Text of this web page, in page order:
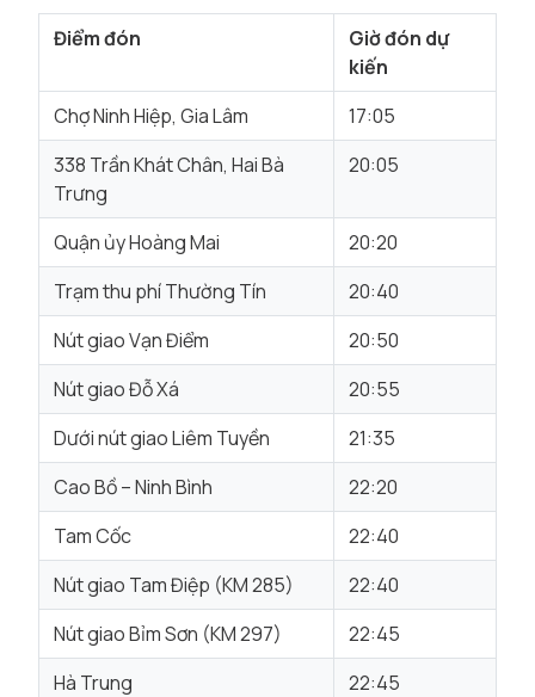
Điểm đón
Giờ đón dự
kiến
Chợ Ninh Hiệp, Gia Lâm
17:05
338 Trần Khát Chân, Hai Bà
Trưng
20:05
Quận ủy Hoàng Mai
20:20
Trạm thu phí Thường Tín
20:40
Nút giao Vạn Điểm
20:50
Nút giao Đỗ Xá
20:55
Dưới nút giao Liêm Tuyền
21:35
Cao Bồ – Ninh Bình
22:20
Tam Cốc
22:40
Nút giao Tam Điệp (KM 285)
22:40
Nút giao Bỉm Sơn (KM 297)
22:45
Hà Trung
22:45